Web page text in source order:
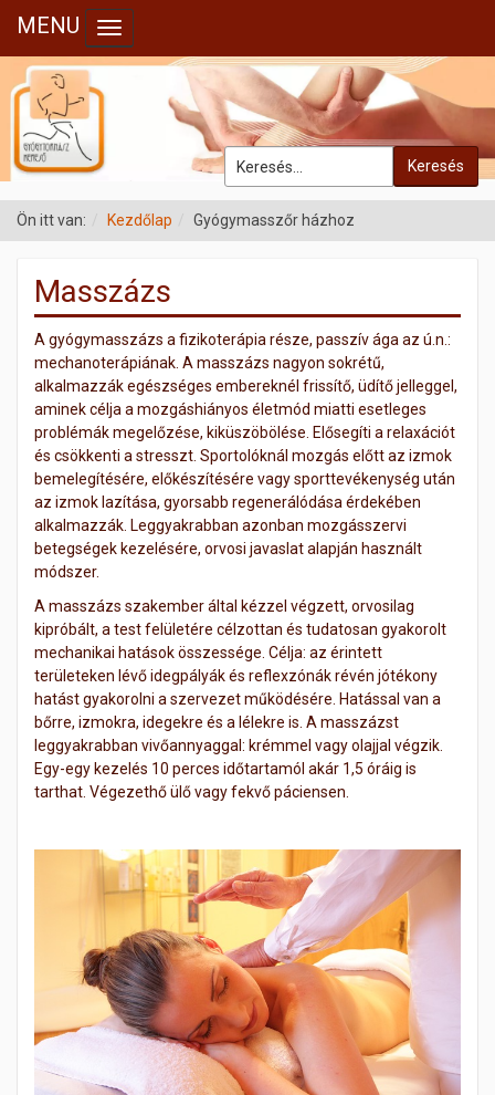
Keresés
MENU Toggle navigation
Ön itt van: Kezdőlap Gyógymasszőr házhoz
Masszázs
A gyógymasszázs a fizikoterápia része, passzív ága az ú.n.:
mechanoterápiának. A masszázs nagyon sokrétű,
alkalmazzák egészséges embereknél frissítő, üdítő jelleggel,
aminek célja a mozgáshiányos életmód miatti esetleges
problémák megelőzése, kiküszöbölése. Elősegíti a relaxációt
és csökkenti a stresszt. Sportolóknál mozgás előtt az izmok
bemelegítésére, előkészítésére vagy sporttevékenység után
az izmok lazítása, gyorsabb regenerálódása érdekében
alkalmazzák. Leggyakrabban azonban mozgásszervi
betegségek kezelésére, orvosi javaslat alapján használt
módszer.
A masszázs szakember által kézzel végzett, orvosilag
kipróbált, a test felületére célzottan és tudatosan gyakorolt
mechanikai hatások összessége. Célja: az érintett
területeken lévő idegpályák és reflexzónák révén jótékony
hatást gyakorolni a szervezet működésére. Hatással van a
bőrre, izmokra, idegekre és a lélekre is. A masszázst
leggyakrabban vivőannyaggal: krémmel vagy olajjal végzik.
Egy-egy kezelés 10 perces időtartamól akár 1,5 óráig is
tarthat. Végezethő ülő vagy fekvő páciensen.